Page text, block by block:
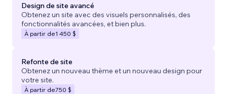
Design de site avancé
Obtenez un site avec des visuels personnalisés, des
fonctionnalités avancées, et bien plus.
À partir de1 450 $
Refonte de site
Obtenez un nouveau thème et un nouveau design pour
votre site.
À partir de750 $